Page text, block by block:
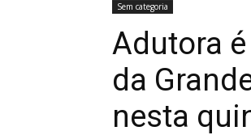
Sem categoria
Adutora
da
nesta